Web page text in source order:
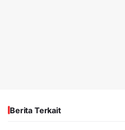
Berita Terkait